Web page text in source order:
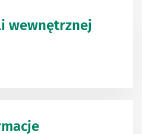
wewnętrznej